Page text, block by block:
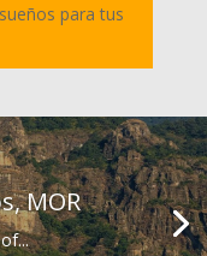
para tus
MOR